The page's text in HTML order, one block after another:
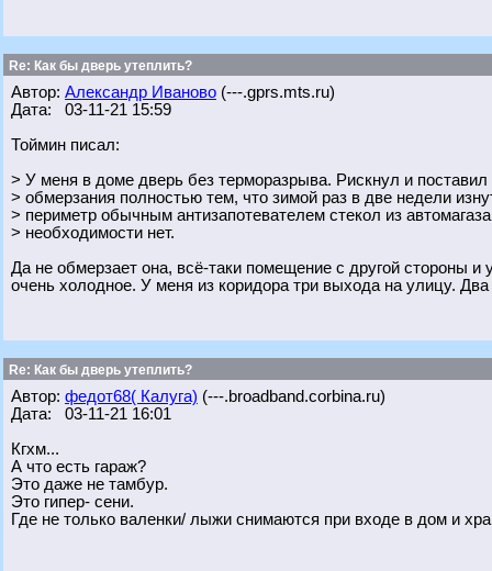
Re: Как бы дверь утеплить?
Автор: Александр Иваново (---.gprs.mts.ru)
Дата: 03-11-21 15:59
Тоймин писал:
> У меня в доме дверь без терморазрыва. Рискнул и
> обмерзания полностью тем, что зимой раз в две недели
> периметр обычным антизапотевателем стекол из
> необходимости нет.
Да не обмерзает она, всё-таки помещение с другой стороны
очень холодное. У меня из коридора три выхода на улицу.
Re: Как бы дверь утеплить?
Автор: федот68( Калуга) (---.broadband.corbina.ru)
Дата: 03-11-21 16:01
Кгхм...
А что есть гараж?
Это даже не тамбур.
Это гипер- сени.
Где не только валенки/ лыжи снимаются при входе в дом и